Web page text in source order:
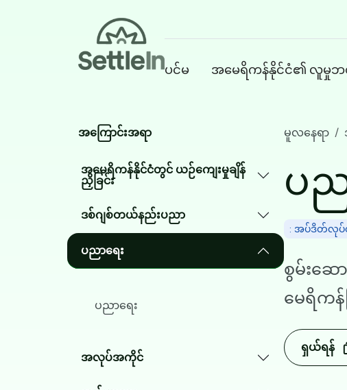
Skip to main content
ပင်မ အမေရိကန်နိုင်ငံ၏ လူမှုဘ
Main navigation
အကြောင်းအရာ
အမေရိကန်နိုင်ငံတွင် ယဉ်ကျေးမှုချိန်
ညှိခြင်း
ဒစ်ဂျစ်တယ်နည်းပညာ
ပညာရေး
ပညာရေး
အလုပ်အကိုင်
မူလနေရာ
ပည
: အပ်ဒိတ်လုပ်
စွမ်းဆ
မေရိက
ရှယ်ရန်